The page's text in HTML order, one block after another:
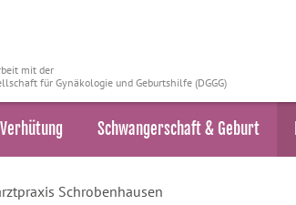
mit der
für Gynäkologie und Geburtshilfe (DGGG)
Schwangerschaft & Geburt
Schrobenhausen